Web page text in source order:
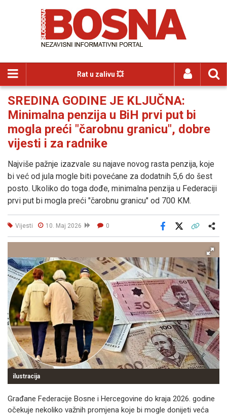
Rat u zalivu 💥
SREDINA GODINE JE KLJUČNA:
Minimalna penzija u BiH prvi put bi
mogla preći "čarobnu granicu", dobre
vijesti i za radnike
Najviše pažnje izazvale su najave novog rasta penzija, koje
bi već od jula mogle biti povećane za dodatnih 5,6 do šest
posto. Ukoliko do toga dođe, minimalna penzija u Federaciji
prvi put bi mogla preći "čarobnu granicu" od 700 KM.
Vijesti 10. Maj 2026 0
Facebook
ilustracija
Građane Federacije Bosne i Hercegovine do kraja 2026. godine
očekuje nekoliko važnih promjena koje bi mogle donijeti veća